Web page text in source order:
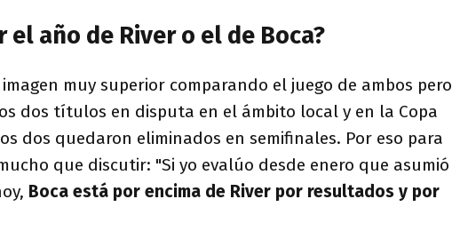
el año de River o el de Boca?
muy superior comparando el juego de ambos pero
dos títulos en disputa en el ámbito local y en la Copa
dos quedaron eliminados en semifinales. Por eso para
que discutir: "Si yo evalúo desde enero que asumió
Boca está por encima de River por resultados y por